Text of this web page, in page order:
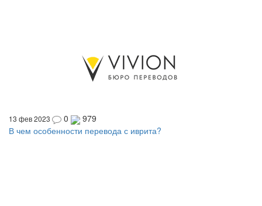
13 фев 2023 0
979
В чем особенности перевода с иврита?